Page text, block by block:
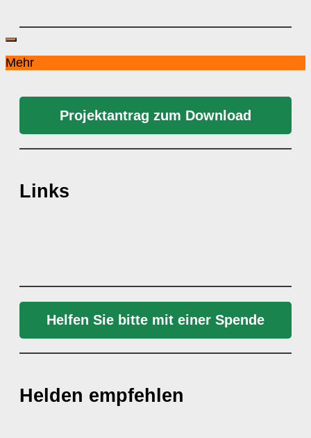
Mehr
Projektantrag zum Download
Links
Helfen Sie bitte mit einer Spende
Helden empfehlen